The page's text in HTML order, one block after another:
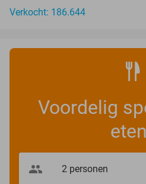
Verkocht: 186.644
Voordelig